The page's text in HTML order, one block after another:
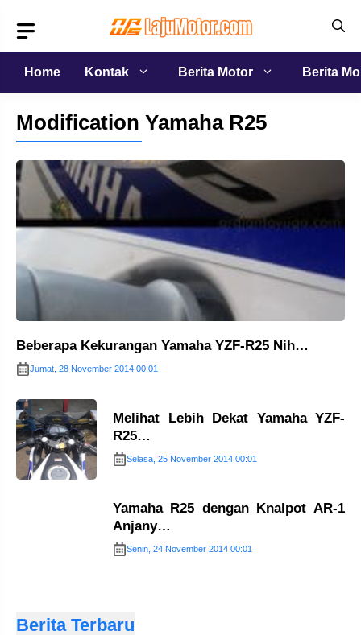
isi
Home
Kontak Berita Motor Berita
Modification Yamaha R25
Beberapa Kekurangan Yamaha YZF-R25 Nih…
Jumat, 28 November 2014 00:01
Melihat Lebih Dekat Yamaha YZF-
R25…
Selasa, 25 November 2014 00:01
Yamaha R25 dengan Knalpot AR-1
Anjany…
Senin, 24 November 2014 00:01
Berita Terbaru